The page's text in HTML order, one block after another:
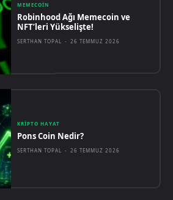
MEMECOIN
Robinhood Ağı Memecoin ve
NFT’leri Yükselişte!
SERTHAN TOPAL - 26 TEMMUZ 2026
KRIPTO HAYAT
Pons Coin Nedir?
SERTHAN TOPAL - 26 TEMMUZ 2026